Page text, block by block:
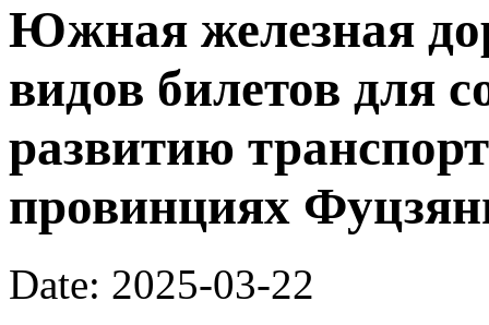
Южная железная
видов билетов для
развитию
провинциях
Date: 2025-03-22